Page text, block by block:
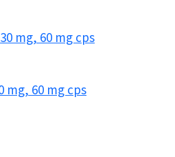
mg, 60 mg cps
mg, 60 mg cps